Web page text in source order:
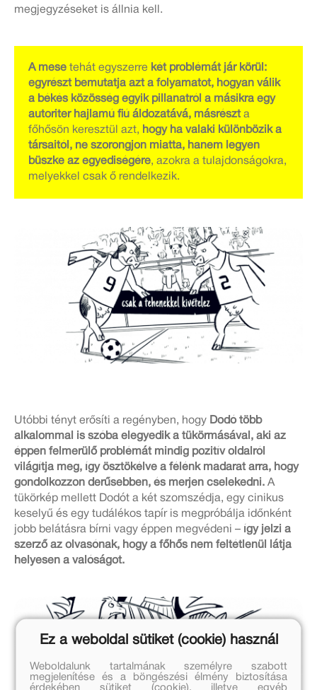
megjegyzéseket is állnia kell.
A mese tehát egyszerre két problémát jár körül:
egyrészt bemutatja azt a folyamatot, hogyan válik
a békés közösség egyik pillanatról a másikra egy
autoriter hajlamú fiú áldozatává, másrészta
főhősön keresztül azt, hogy ha valaki különbözik a
társaitól, ne szorongjon miatta, hanem legyen
büszke az egyediségére, azokra a tulajdonságokra,
melyekkel csak ő rendelkezik.
Utóbbi tényt erősíti a regényben, hogy Dodó több
alkalommal is szóba elegyedik a tükörmásával, aki az
éppen felmerülő problémát mindig pozitív oldalról
világítja meg, így ösztökélve a félénk madarat arra, hogy
gondolkozzon derűsebben, és merjen cselekedni. A
tükörkép mellett Dodót a két szomszédja, egy cinikus
keselyű és egy tudálékos tapír is megpróbálja időnként
jobb belátásra bírni vagy éppen megvédeni – így jelzi a
szerző az olvasónak, hogy a főhős nem feltétlenül látja
helyesen a valóságot.
Ez a weboldal sütiket (cookie) használ
Weboldalunk tartalmának személyre szabott
megjelenítése és a böngészési élmény biztosítása
érdekében sütiket (cookie), illetve egyéb